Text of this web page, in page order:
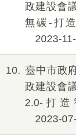
政建設會
無碳-打
2023-
10
臺中市政
政建設會
2.0-打
2023-